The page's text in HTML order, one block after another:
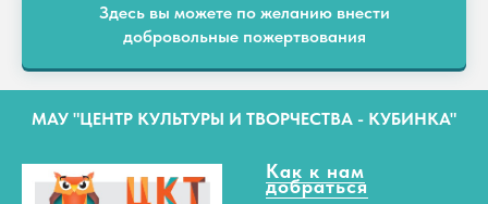
Здесь вы можете по желанию внести
добровольные пожертвования
МАУ "ЦЕНТР КУЛЬТУРЫ И ТВОРЧЕСТВА - КУБИНКА"
Как к нам
добраться